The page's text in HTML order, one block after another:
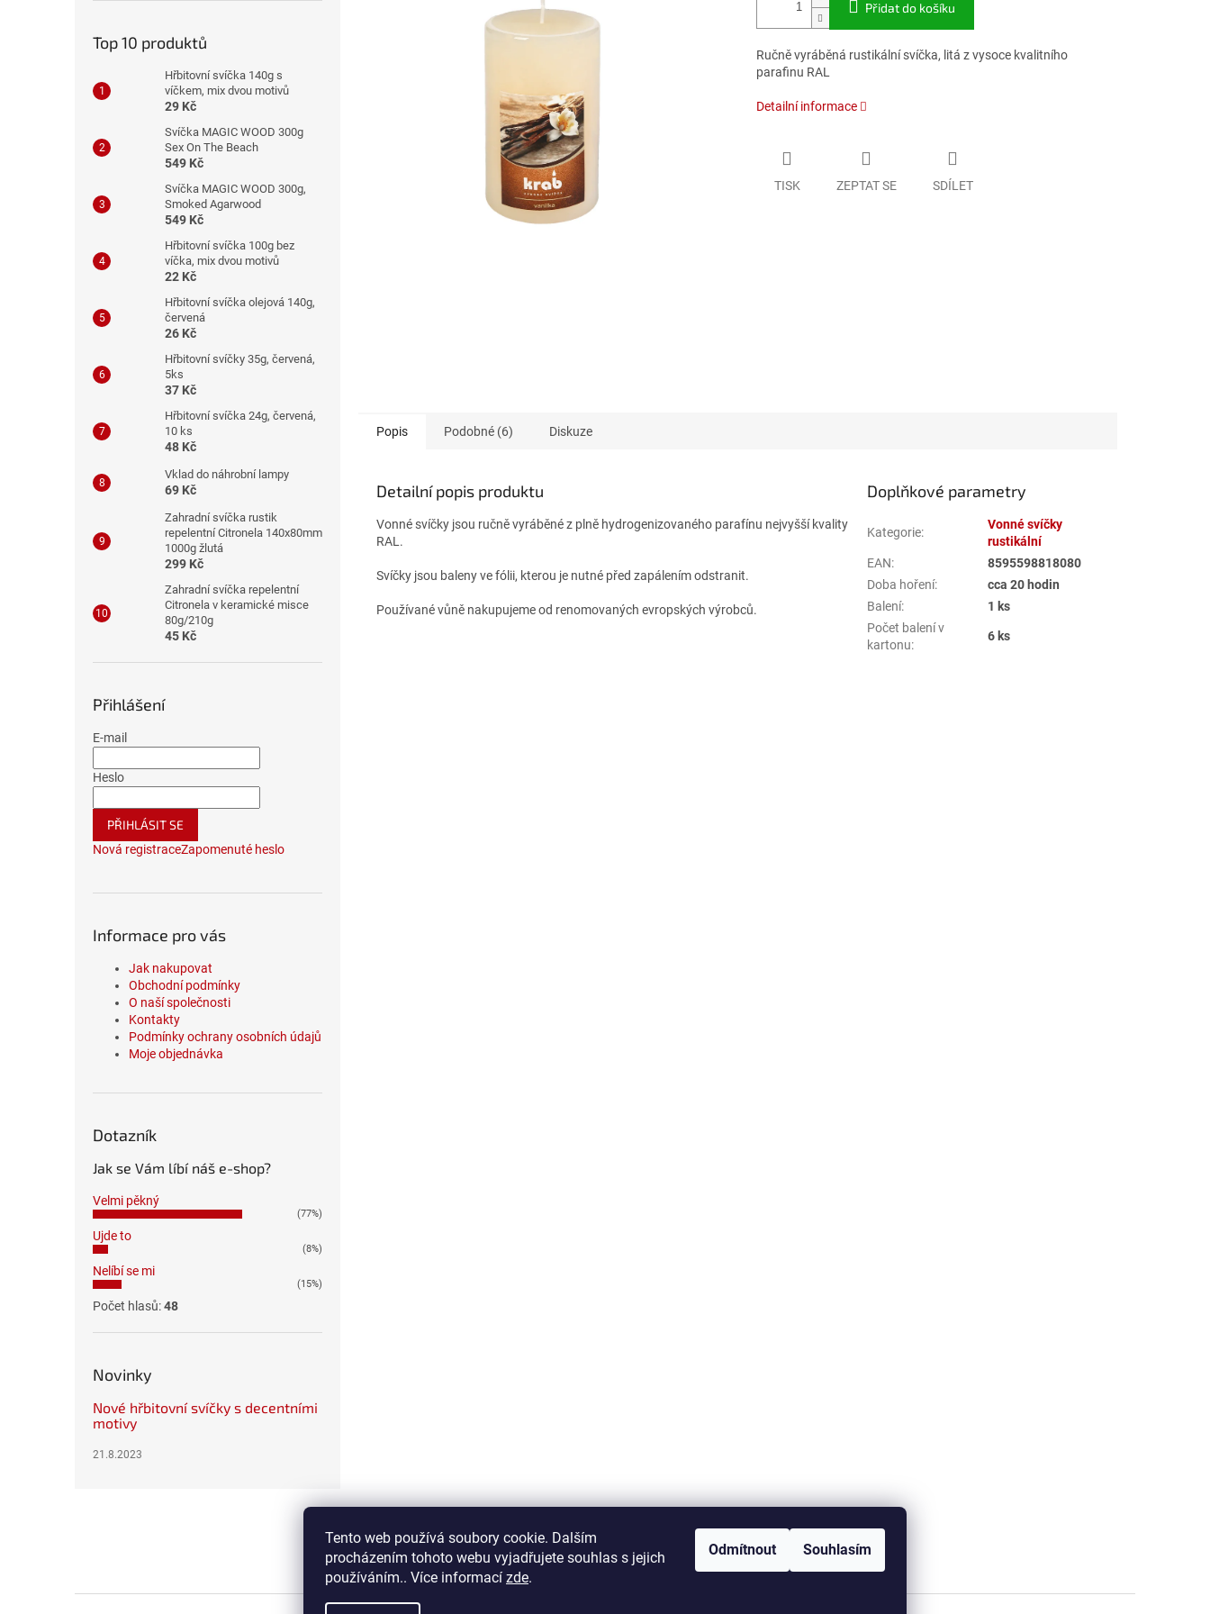
Tento web používá soubory cookie. Dalším
procházením tohoto webu vyjadřujete souhlas s jejich
používáním.. Více informací zde.
Odmítnout Souhlasím
Top 10 produktů
Hřbitovní svíčka 140g s
víčkem, mix dvou motivů
29 Kč
Svíčka MAGIC WOOD 300g
Sex On The Beach
549 Kč
Svíčka MAGIC WOOD 300g,
Smoked Agarwood
549 Kč
Hřbitovní svíčka 100g bez
víčka, mix dvou motivů
22 Kč
Hřbitovní svíčka olejová 140g,
červená
26 Kč
Hřbitovní svíčky 35g, červená,
5ks
37 Kč
Hřbitovní svíčka 24g, červená,
10 ks
48 Kč
Vklad do náhrobní lampy
69 Kč
Zahradní svíčka rustik
repelentní Citronela 140x80mm
1000g žlutá
299 Kč
Zahradní svíčka repelentní
Citronela v keramické misce
80g/210g
45 Kč
Přihlášení
E-mail
Heslo
PŘIHLÁSIT SE
Nová registraceZapomenuté heslo
Informace pro vás
Jak nakupovat
Obchodní podmínky
O naší společnosti
Kontakty
Podmínky ochrany osobních údajů
Moje objednávka
Dotazník
Jak se Vám líbí náš e-shop?
Velmi pěkný
(77%)
Ujde to
(8%)
Nelíbí se mi
(15%)
Počet hlasů:48
Novinky
Nové hřbitovní svíčky s decentními
motivy
21.8.2023
Přidat do košíku
Ručně vyráběná rustikální svíčka, litá z vysoce kvalitního
parafinu RAL
Detailní informace
TISK ZEPTAT SE SDÍLET
Popis Podobné (6) Diskuze
Detailní popis produktu
Vonné svíčky jsou ručně vyráběné z plně hydrogenizovaného parafínu nejvyšší kvality
RAL.
Svíčky jsou baleny ve fólii, kterou je nutné před zapálením odstranit.
Používané vůně nakupujeme od renomovaných evropských výrobců.
Doplňkové parametry
Kategorie:
Vonné svíčky
rustikální
EAN:
8595598818080
Doba hoření:
cca 20 hodin
Balení:
1 ks
Počet balení v
kartonu:
6 ks